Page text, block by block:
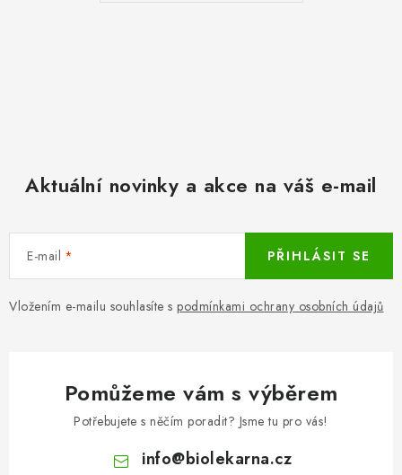
Aktuální novinky a akce na váš e-mail
E-mail
Vložením e-mailu souhlasíte s podmínkami ochrany osobních údajů
PŘIHLÁSIT SE
Pomůžeme vám s výběrem
Potřebujete s něčím poradit? Jsme tu pro vás!
info@biolekarna.cz